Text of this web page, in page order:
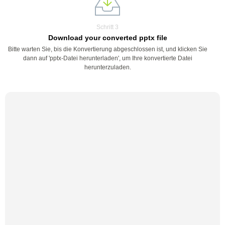
Schritt 3
Download your converted pptx file
Bitte warten Sie, bis die Konvertierung abgeschlossen ist, und klicken Sie
dann auf 'pptx-Datei herunterladen', um Ihre konvertierte Datei
herunterzuladen.